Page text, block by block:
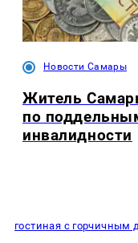
Новости Самары
Житель
по
инвалидности
гостиная с горчичным